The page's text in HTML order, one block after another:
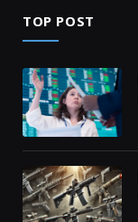
TOP POST